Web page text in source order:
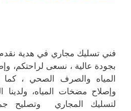
فني تسليك مجاري في هدية
بجودة عالية ، نسعى لراحتكم،
المياه والصرف الصحي ، كما
وإصلاح مضخات المياه، ولدينا
لتسليك المجاري وتصليح